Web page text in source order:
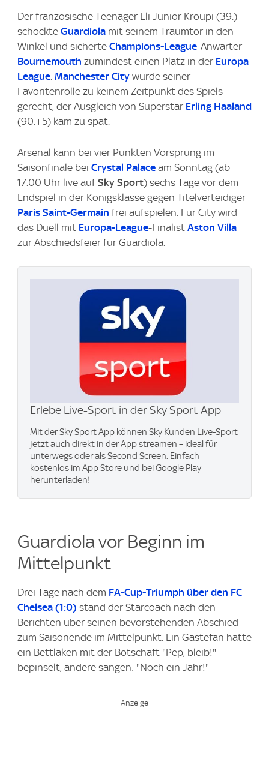
Der französische Teenager Eli Junior Kroupi (39.)
schockte Guardiola mit seinem Traumtor in den
Winkel und sicherte Champions-League-Anwärter
Bournemouth zumindest einen Platz in der Europa
League Manchester City wurde seiner
Favoritenrolle zu keinem Zeitpunkt des Spiels
gerecht, der Ausgleich von Superstar Erling Haaland
(90.+5) kam zu spät.
Arsenal kann bei vier Punkten Vorsprung im
Saisonfinale bei Crystal Palace am Sonntag (ab
17.00 Uhr live aufSky Sport) sechs Tage vor dem
Endspiel in der Königsklasse gegen Titelverteidiger
Paris Saint-Germain frei aufspielen. Für City wird
das Duell mit Europa-League-Finalist Aston Villa
zur Abschiedsfeier für Guardiola.
Erlebe Live-Sport in der Sky Sport App
Mit der Sky Sport App können Sky Kunden Live-Sport
jetzt auch direkt in der App streamen – ideal für
unterwegs oder als Second Screen. Einfach
kostenlos im App Store und bei Google Play
herunterladen!
Guardiola vor Beginn im
Mittelpunkt
Drei Tage nach dem FA-Cup-Triumph über den FC
Chelsea (1:0) stand der Starcoach nach den
Berichten über seinen bevorstehenden Abschied
zum Saisonende im Mittelpunkt. Ein Gästefan hatte
ein Bettlaken mit der Botschaft "Pep, bleib!"
bepinselt, andere sangen: "Noch ein Jahr!"